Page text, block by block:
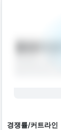
경상남도 김
경쟁률/커트라인